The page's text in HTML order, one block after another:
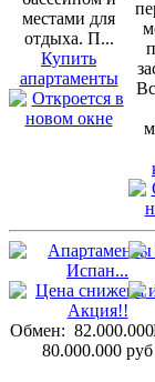
местами для
отдыха. П...
Купить
апартаменты
Обмен:
80.000.000 руб